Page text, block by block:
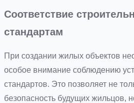
Соответствие
стандартам
При создании жилых объектов
особое внимание соблюдению
стандартов. Это позволяет не
безопасность будущих жильцов,